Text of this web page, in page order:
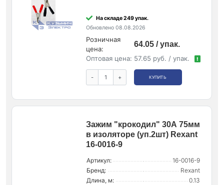
На складе 249 упак.
Обновлено 08.08.2026
Розничная
цена:
64.05 / упак.
Оптовая цена: 57.65 руб. / упак. !
- + КУПИТЬ
Зажим "крокодил" 30А 75мм
в изоляторе (уп.2шт) Rexant
16-0016-9
Артикул:
16-0016-9
Бренд:
Rexant
Длина, м:
0.13